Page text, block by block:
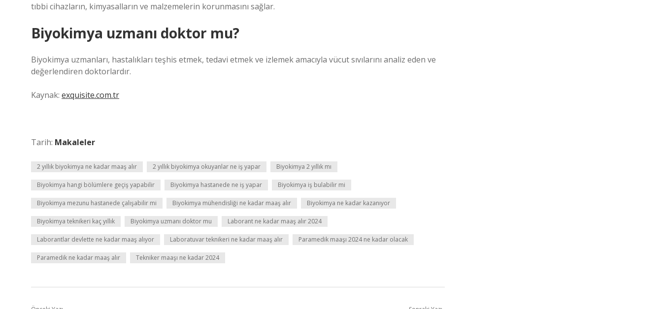
tıbbi cihazların, kimyasalların ve malzemelerin korunmasını sağlar.
Biyokimya uzmanı doktor mu?
Biyokimya uzmanları, hastalıkları teşhis etmek, tedavi etmek ve izlemek amacıyla vücut sıvılarını analiz eden ve
değerlendiren doktorlardır.
Kaynak: exquisite.com.tr
Tarih: Makaleler
2 yıllık biyokimya ne kadar maaş alır 2 yıllık biyokimya okuyanlar ne iş yapar Biyokimya 2 yıllık mı
Biyokimya hangi bölümlere geçiş yapabilir Biyokimya hastanede ne iş yapar Biyokimya iş bulabilir mi
Biyokimya mezunu hastanede çalışabilir mi Biyokimya mühendisliği ne kadar maaş alır Biyokimya ne kadar kazanıyor
Biyokimya teknikeri kaç yıllık Biyokimya uzmanı doktor mu Laborant ne kadar maaş alır 2024
Laborantlar devlette ne kadar maaş alıyor Laboratuvar teknikeri ne kadar maaş alır Paramedik maaşı 2024 ne kadar olacak
Paramedik ne kadar maaş alır Tekniker maaşı ne kadar 2024